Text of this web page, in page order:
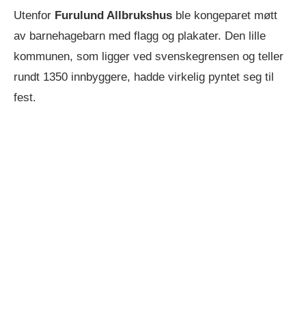
Utenfor Furulund Allbrukshus ble kongeparet møtt
av barnehagebarn med flagg og plakater. Den lille
kommunen, som ligger ved svenskegrensen og teller
rundt 1350 innbyggere, hadde virkelig pyntet seg til
fest.